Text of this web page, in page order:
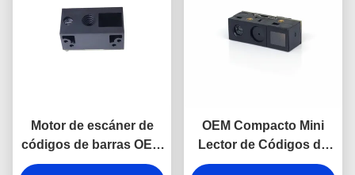
Motor de escáner de
códigos de barras OEM
1D 2D QR con USB TTL
OEM Compacto Mini
Lector de Códigos de
Barras Módulo UART